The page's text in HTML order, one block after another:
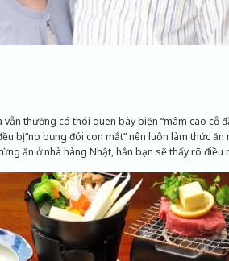
thường có thói quen bày biện “mâm cao cỗ
bị “no bụng đói con mắt” nên luôn làm thức
ăn ở nhà hàng Nhật, hẳn bạn sẽ thấy rõ điều